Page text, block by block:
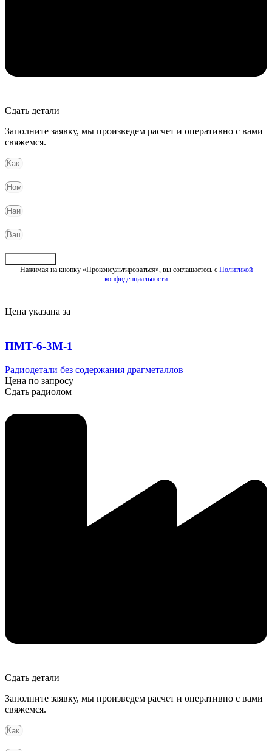
Сдать детали
Заполните заявку, мы произведем расчет и оперативно с вами
свяжемся.
Нажимая на кнопку «Проконсультироваться», вы соглашаетесь с Политикой
конфиденциальности
Цена указана за
ПМТ-6-3М-1
Радиодетали без содержания драгметаллов
Цена по запросу
Сдать радиолом
Сдать детали
Заполните заявку, мы произведем расчет и оперативно с вами
свяжемся.